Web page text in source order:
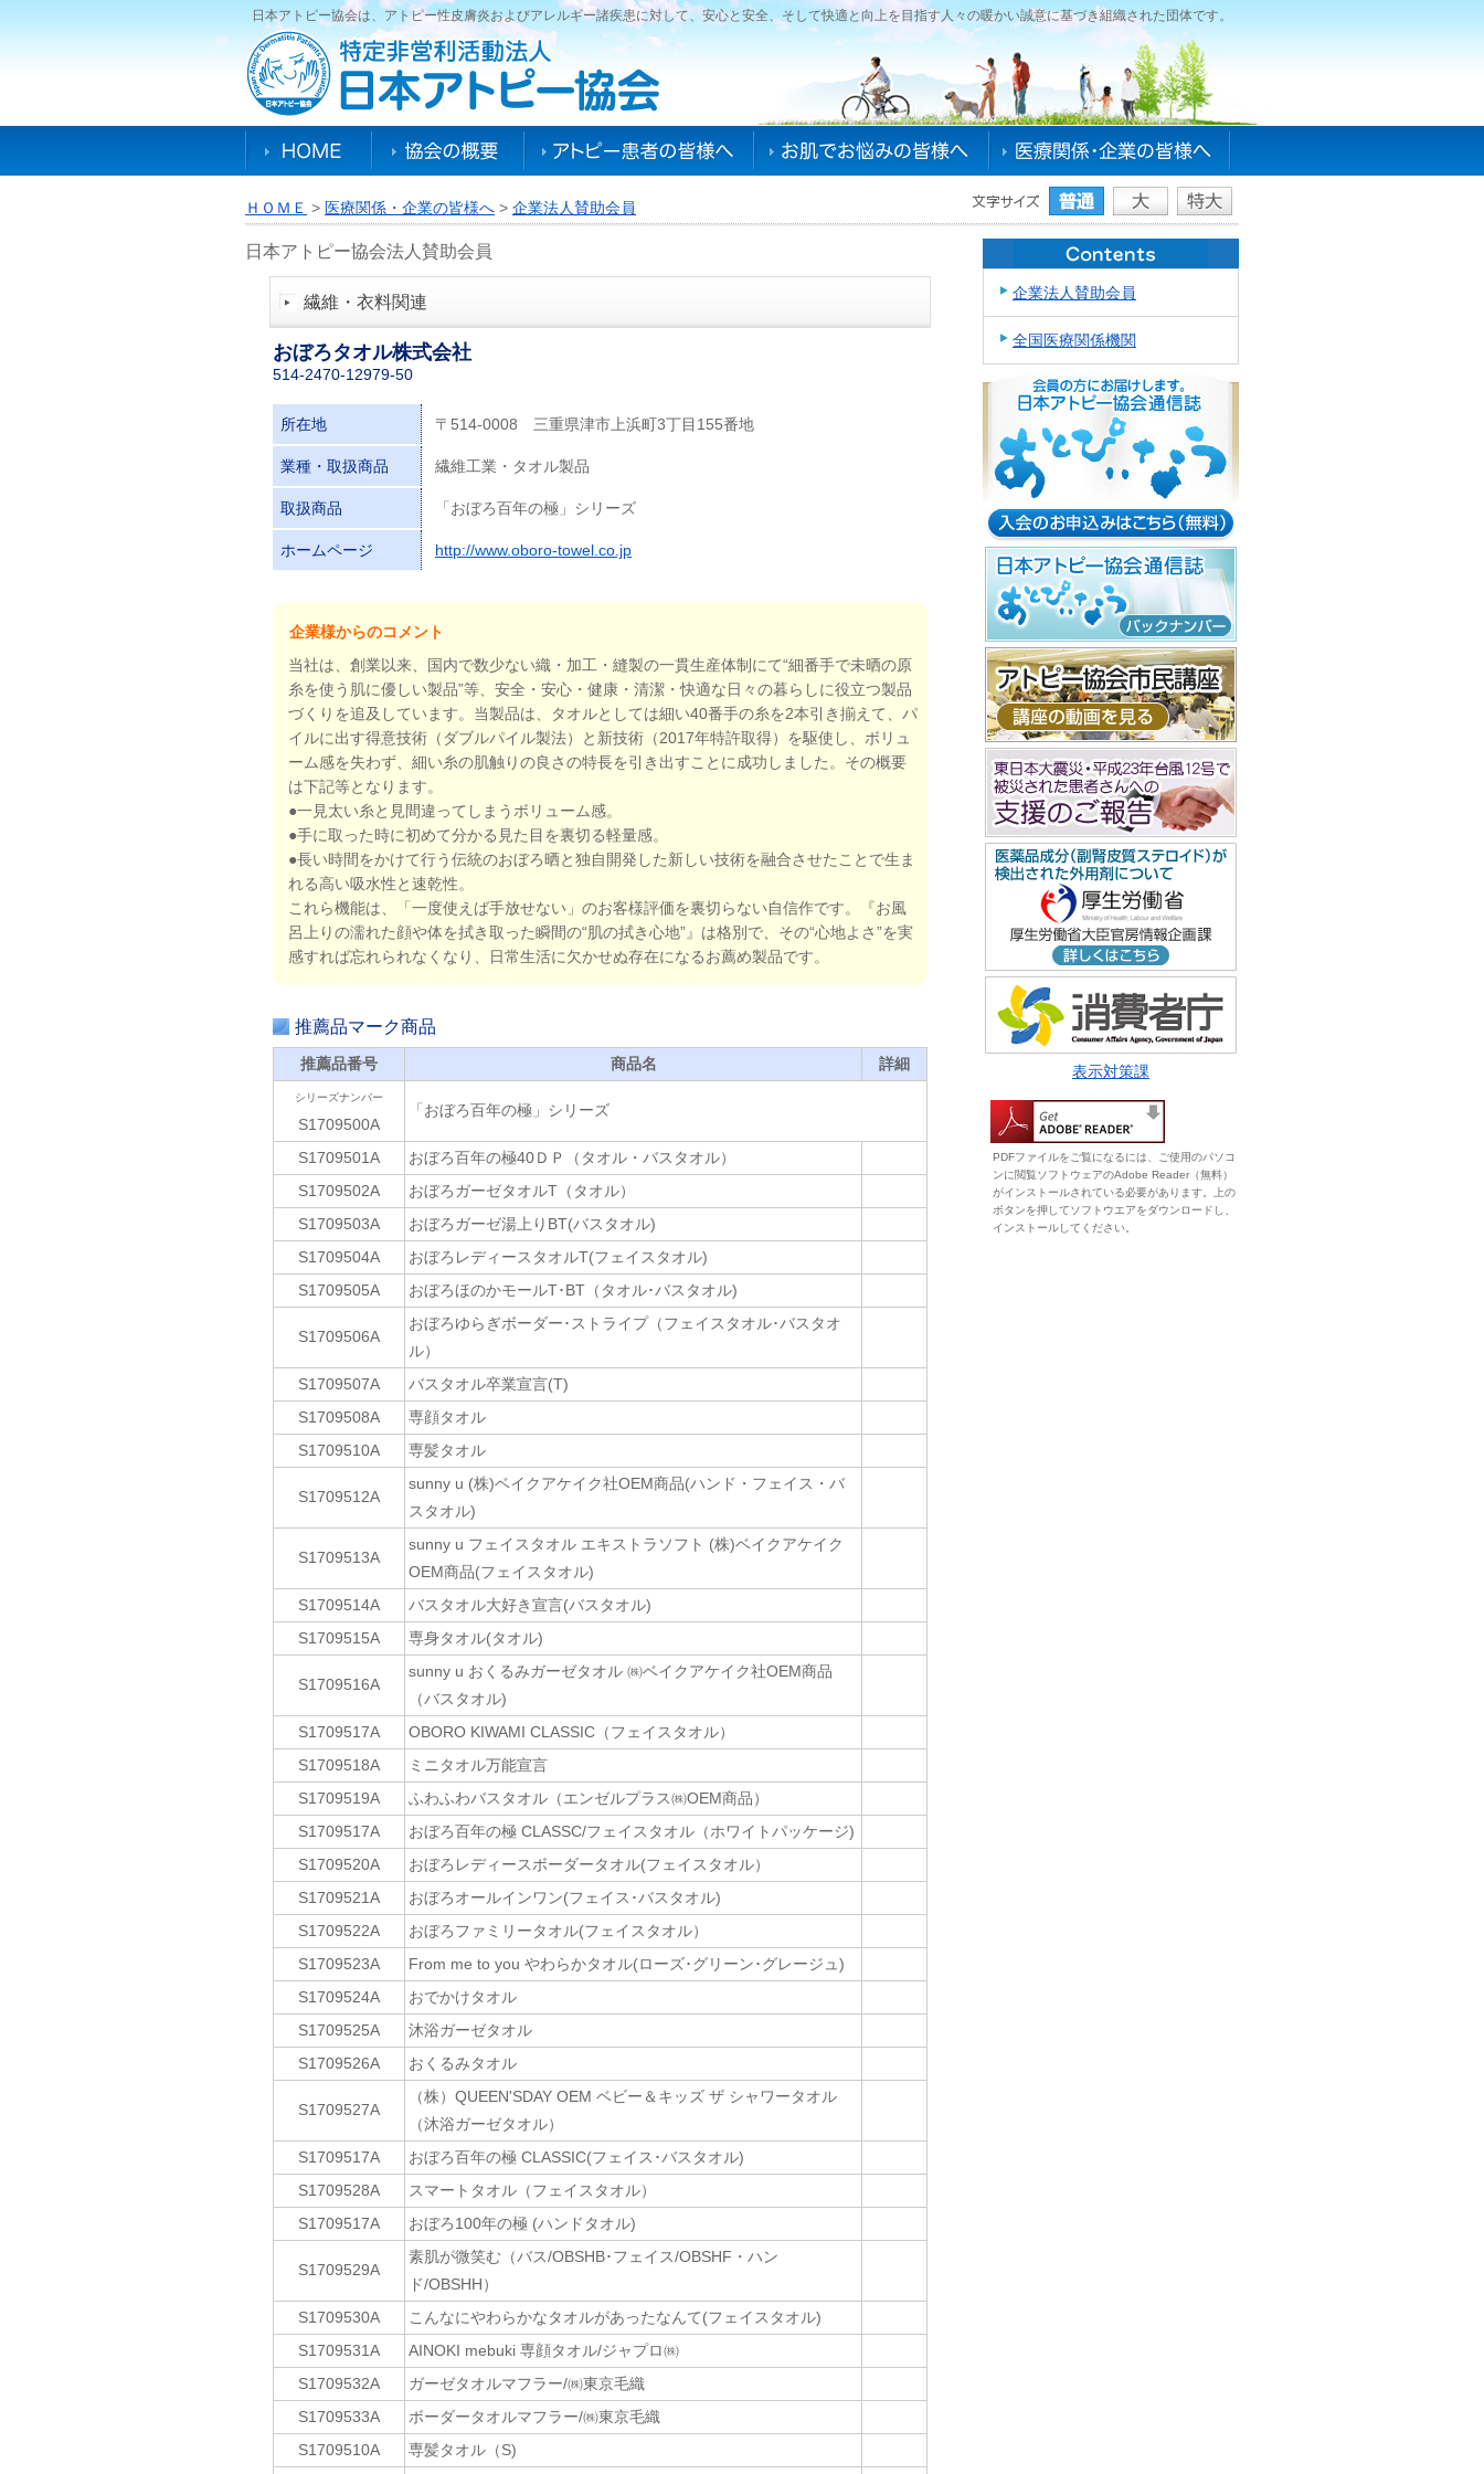
日本アトピー協会は、アトピー性皮膚炎およびアレルギー諸疾患に対して、安心と安全、そして快適と向上を目指す人々の暖かい誠意に基づき組織された団体です。
ＨＯＭＥ > 医療関係・企業の皆様へ > 企業法人賛助会員
日本アトピー協会法人賛助会員
繊維・衣料関連
おぼろタオル株式会社
514-2470-12979-50
所在地 〒514-0008 三重県津市上浜町3丁目155番地
業種・取扱商品 繊維工業・タオル製品
取扱商品 「おぼろ百年の極」シリーズ
ホームページ http://www.oboro-towel.co.jp
企業様からのコメント
当社は、創業以来、国内で数少ない織・加工・縫製の一貫生産体制にて“細番手で未晒の原
糸を使う肌に優しい製品”等、安全・安心・健康・清潔・快適な日々の暮らしに役立つ製品
づくりを追及しています。当製品は、タオルとしては細い40番手の糸を2本引き揃えて、パ
イルに出す得意技術（ダブルパイル製法）と新技術（2017年特許取得）を駆使し、ボリュ
ーム感を失わず、細い糸の肌触りの良さの特長を引き出すことに成功しました。その概要
は下記等となります。
●一見太い糸と見間違ってしまうボリューム感。
●手に取った時に初めて分かる見た目を裏切る軽量感。
●長い時間をかけて行う伝統のおぼろ晒と独自開発した新しい技術を融合させたことで生ま
れる高い吸水性と速乾性。
これら機能は、「一度使えば手放せない」のお客様評価を裏切らない自信作です。『お風
呂上りの濡れた顔や体を拭き取った瞬間の“肌の拭き心地”』は格別で、その“心地よさ”を実
感すれば忘れられなくなり、日常生活に欠かせぬ存在になるお薦め製品です。
推薦品マーク商品
推薦品番号 商品名 詳細
シリーズナンバー
S1709500A
「おぼろ百年の極」シリーズ
S1709501A
おぼろ百年の極40ＤＰ（タオル・バスタオル）
S1709502A
おぼろガーゼタオルT（タオル）
S1709503A
おぼろガーゼ湯上りBT(バスタオル)
S1709504A
おぼろレディースタオルT(フェイスタオル)
S1709505A
おぼろほのかモールT･BT（タオル･バスタオル)
S1709506A
おぼろゆらぎボーダー･ストライプ（フェイスタオル･バスタオ
ル）
S1709507A
バスタオル卒業宣言(T)
S1709508A
専顔タオル
S1709510A
専髪タオル
S1709512A
sunny u (株)ベイクアケイク社OEM商品(ハンド・フェイス・バ
スタオル)
S1709513A
sunny u フェイスタオル エキストラソフト (株)ベイクアケイク
OEM商品(フェイスタオル)
S1709514A
バスタオル大好き宣言(バスタオル)
S1709515A
専身タオル(タオル)
S1709516A
sunny u おくるみガーゼタオル ㈱ベイクアケイク社OEM商品
（バスタオル)
S1709517A
OBORO KIWAMI CLASSIC（フェイスタオル）
S1709518A
ミニタオル万能宣言
S1709519A
ふわふわバスタオル（エンゼルプラス㈱OEM商品）
S1709517A
おぼろ百年の極 CLASSC/フェイスタオル（ホワイトパッケージ)
S1709520A
おぼろレディースボーダータオル(フェイスタオル）
S1709521A
おぼろオールインワン(フェイス･バスタオル)
S1709522A
おぼろファミリータオル(フェイスタオル）
S1709523A
From me to you やわらかタオル(ローズ･グリーン･グレージュ)
S1709524A
おでかけタオル
S1709525A
沐浴ガーゼタオル
S1709526A
おくるみタオル
S1709527A
（株）QUEEN'SDAY OEM ベビー＆キッズ ザ シャワータオル
（沐浴ガーゼタオル）
S1709517A
おぼろ百年の極 CLASSIC(フェイス･バスタオル)
S1709528A
スマートタオル（フェイスタオル）
S1709517A
おぼろ100年の極 (ハンドタオル)
S1709529A
素肌が微笑む（バス/OBSHB･フェイス/OBSHF・ハン
ド/OBSHH）
S1709530A
こんなにやわらかなタオルがあったなんて(フェイスタオル)
S1709531A
AINOKI mebuki 専顔タオル/ジャプロ㈱
S1709532A
ガーゼタオルマフラー/㈱東京毛織
S1709533A
ボーダータオルマフラー/㈱東京毛織
S1709510A
専髪タオル（S)
企業法人賛助会員
全国医療関係機関
表示対策課
PDFファイルをご覧になるには、ご使用のパソコ
ンに閲覧ソフトウェアのAdobe Reader（無料）
がインストールされている必要があります。上の
ボタンを押してソフトウエアをダウンロードし、
インストールしてください。